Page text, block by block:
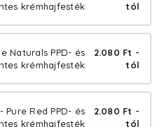
krémhajfesték
tól
Naturals PPD- és
krémhajfesték
2.080 Ft -
tól
Pure Red PPD- és
krémhajfesték
2.080 Ft -
tól